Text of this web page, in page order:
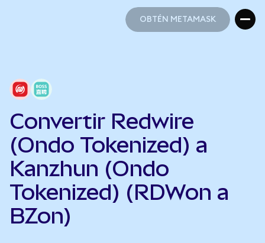
OBTÉN METAMASK
Convertir Redwire
(Ondo Tokenized) a
Kanzhun (Ondo
Tokenized) (RDWon a
BZon)